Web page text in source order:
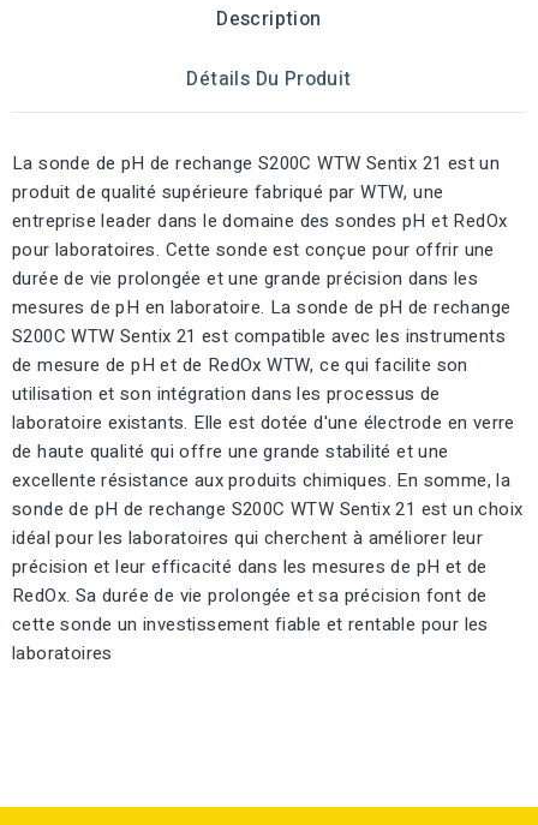
Description
Détails Du Produit
La sonde de pH de rechange S200C WTW Sentix 21 est un
produit de qualité supérieure fabriqué par WTW, une
entreprise leader dans le domaine des sondes pH et RedOx
pour laboratoires. Cette sonde est conçue pour offrir une
durée de vie prolongée et une grande précision dans les
mesures de pH en laboratoire. La sonde de pH de rechange
S200C WTW Sentix 21 est compatible avec les instruments
de mesure de pH et de RedOx WTW, ce qui facilite son
utilisation et son intégration dans les processus de
laboratoire existants. Elle est dotée d'une électrode en verre
de haute qualité qui offre une grande stabilité et une
excellente résistance aux produits chimiques. En somme, la
sonde de pH de rechange S200C WTW Sentix 21 est un choix
idéal pour les laboratoires qui cherchent à améliorer leur
précision et leur efficacité dans les mesures de pH et de
RedOx. Sa durée de vie prolongée et sa précision font de
cette sonde un investissement fiable et rentable pour les
laboratoires